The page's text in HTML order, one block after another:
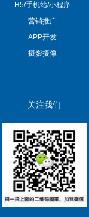
H5/手机站/小程序
营销推广
APP开发
摄影摄像
关注我们